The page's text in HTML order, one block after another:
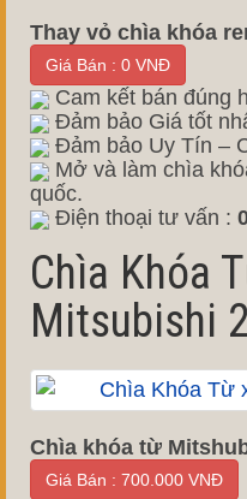
Thay vỏ chìa khóa
Giá Bán : 0 VNĐ
Cam kết bán đúng
Đảm bảo Giá tốt
Đảm bảo Uy Tín –
Mở và làm chìa
quốc.
Điện thoại tư vấn :
Chìa Khóa
Mitsubishi
Chìa khóa từ
Giá Bán : 700.000 VNĐ